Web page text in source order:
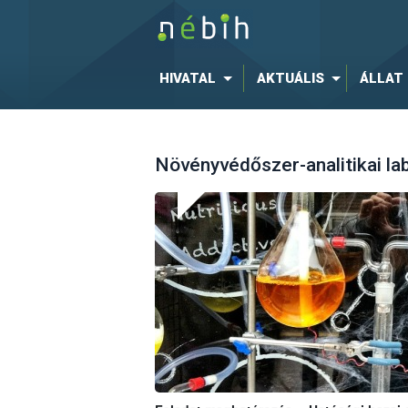
HIVATAL AKTUÁLIS ÁLLAT
Növényvédőszer-analitikai